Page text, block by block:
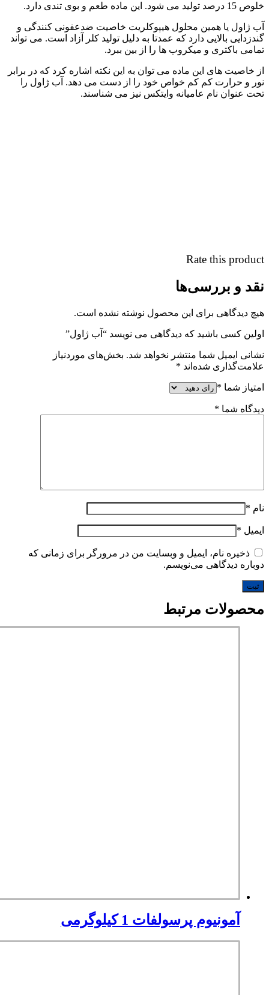
خلوص 15 درصد تولید می شود. این ماده طعم و بوی تندی دارد.
آب ژاول یا همین محلول هیپوکلریت خاصیت ضدعفونی کنندگی و
گندزدایی بالایی دارد که عمدتا به دلیل تولید کلر آزاد است. می تواند
تمامی باکتری و میکروب ها را از بین ببرد.
از خاصیت های این ماده می توان به این نکته اشاره کرد که در برابر
نور و حرارت کم کم خواص خود را از دست می دهد. آب ژاول را
تحت عنوان نام عامیانه وایتکس نیز می شناسند.
Rate this product
نقد و بررسی‌ها
هیچ دیدگاهی برای این محصول نوشته نشده است.
اولین کسی باشید که دیدگاهی می نویسد “آب ژاول”
نشانی ایمیل شما منتشر نخواهد شد. بخش‌های موردنیاز
علامت‌گذاری شده‌اند *
امتیاز شما *
دیدگاه شما *
نام *
ایمیل *
ذخیره نام، ایمیل و وبسایت من در مرورگر برای زمانی که
دوباره دیدگاهی می‌نویسم.
محصولات مرتبط
آمونیوم پرسولفات 1 کیلوگرمی